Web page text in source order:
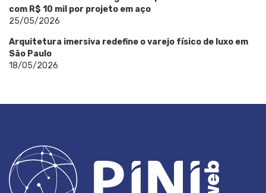
com R$ 10 mil por projeto em aço
25/05/2026
Arquitetura imersiva redefine o varejo físico de luxo em
São Paulo
18/05/2026